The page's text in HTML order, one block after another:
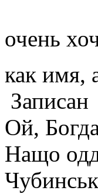
очень
как имя,
Записан
Ой,
Нащо